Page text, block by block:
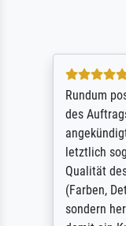
Rundum
des
letztlich
Qualität
(Farben,
sondern